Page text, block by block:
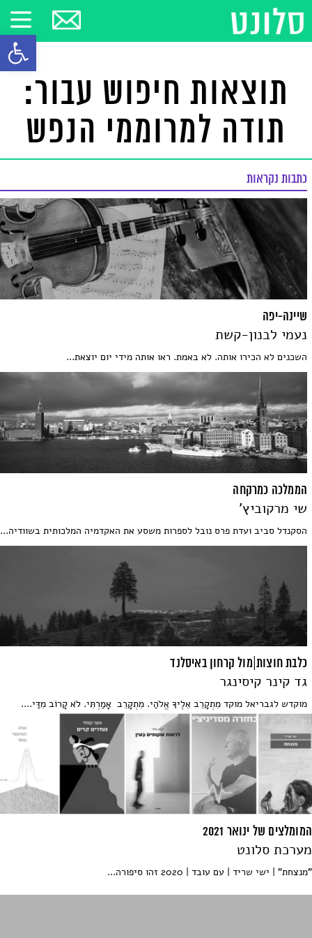
פתח
תוצאות חיפוש עבור:
תודה למרוממי הנפש
כתבות נקראות
שיינה-יפה
נעמי לבנון-קשת
השכנים לא הכירו אותה. לא באמת. ראו אותה מידי יום יוצאת...
הממלכה כמרקחה
שי מרקוביץ'
הסקנדל סביב ועדת פרס נובל לספרות משסע את האקדמיה המלכותית בשוודיה...
כלבת חוצות|מול קרחון באיסלנד
גד קינר קיסינגר
מוקדש לגבריאל מוקד מִתְקָרֵב אֵלֶיךָ אֱלֹהַי. מִתְקָרֵב אָמַרְתִּי. לֹא קָרוֹב מִדַּי....
המומלצים של ינואר 2021
מערכת סלונט
"מנצחת" | ישי שריד | עם עובד | 2020 זהו סיפורה...